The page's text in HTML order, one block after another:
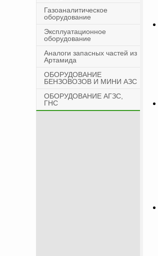
Газоаналитическое
оборудование
Эксплуатационное
оборудование
Аналоги запасных частей из
Артамида
ОБОРУДОВАНИЕ
БЕНЗОВОЗОВ И МИНИ АЗС
ОБОРУДОВАНИЕ АГЗС,
ГНС